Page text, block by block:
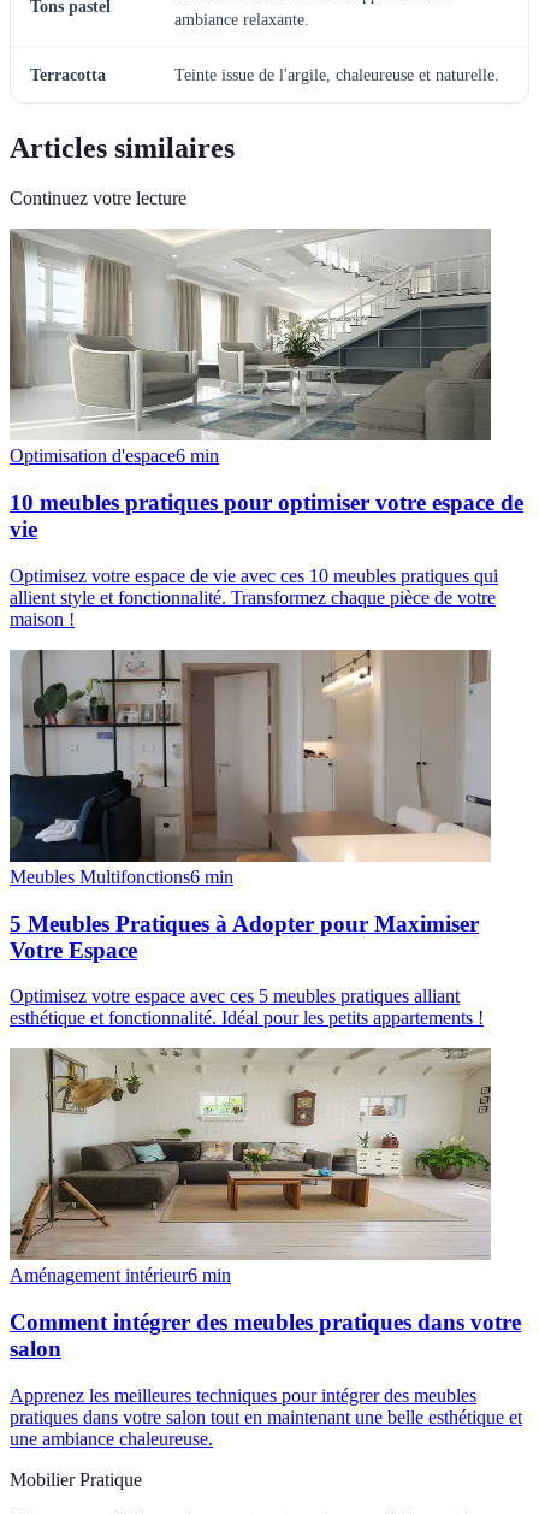
Tons pastel
ambiance relaxante.
Terracotta Teinte issue de l'argile, chaleureuse et naturelle.
Articles similaires
Continuez votre lecture
Optimisation d'espace6 min
10 meubles pratiques pour optimiser votre espace de
vie
Optimisez votre espace de vie avec ces 10 meubles pratiques qui
allient style et fonctionnalité. Transformez chaque pièce de votre
maison !
Meubles Multifonctions6 min
5 Meubles Pratiques à Adopter pour Maximiser
Votre Espace
Optimisez votre espace avec ces 5 meubles pratiques alliant
esthétique et fonctionnalité. Idéal pour les petits appartements !
Aménagement intérieur6 min
Comment intégrer des meubles pratiques dans votre
salon
Apprenez les meilleures techniques pour intégrer des meubles
pratiques dans votre salon tout en maintenant une belle esthétique et
une ambiance chaleureuse.
Mobilier Pratique